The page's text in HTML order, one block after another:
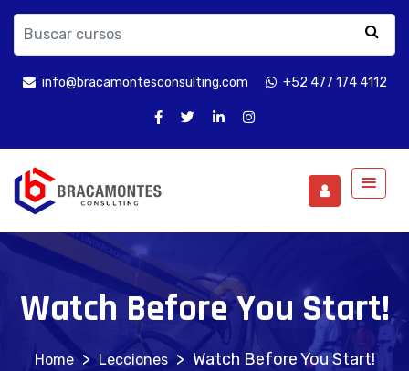
info@bracamontesconsulting.com +52 477 174 4112
Watch Before You Start!
> Lecciones > Watch Before You Start!